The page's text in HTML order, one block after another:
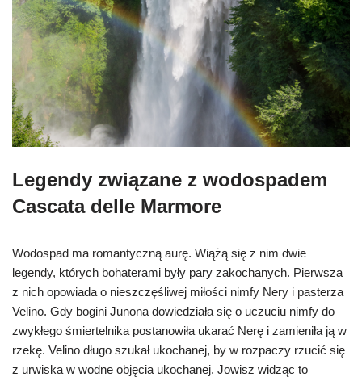
Legendy związane z wodospadem
Cascata delle Marmore
Wodospad ma romantyczną aurę. Wiążą się z nim dwie
legendy, których bohaterami były pary zakochanych. Pierwsza
z nich opowiada o nieszczęśliwej miłości nimfy Nery i pasterza
Velino. Gdy bogini Junona dowiedziała się o uczuciu nimfy do
zwykłego śmiertelnika postanowiła ukarać Nerę i zamieniła ją w
rzekę. Velino długo szukał ukochanej, by w rozpaczy rzucić się
z urwiska w wodne objęcia ukochanej. Jowisz widząc to